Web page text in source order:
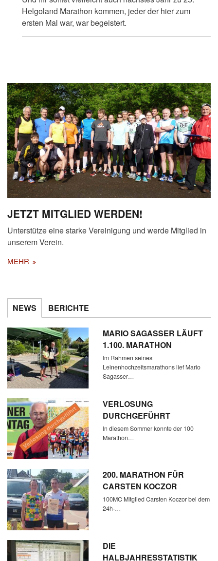
Dietrich
Helgoland Marathon kommen, jeder der hier zum
ersten Mal war, war begeistert.
JETZT MITGLIED WERDEN!
Unterstütze eine starke Vereinigung und werde Mitglied in
unserem Verein.
MEHR
NEWS BERICHTE
MARIO SAGASSER LÄUFT
1.100. MARATHON
Im Rahmen seines
Leinenhochzeitsmarathons lief Mario
Sagasser…
VERLOSUNG
DURCHGEFÜHRT
In diesem Sommer konnte der 100
Marathon…
200. MARATHON FÜR
CARSTEN KOCZOR
100MC Mitglied Carsten Koczor bei dem
24h-…
DIE
HALBJAHRESSTATISTIK